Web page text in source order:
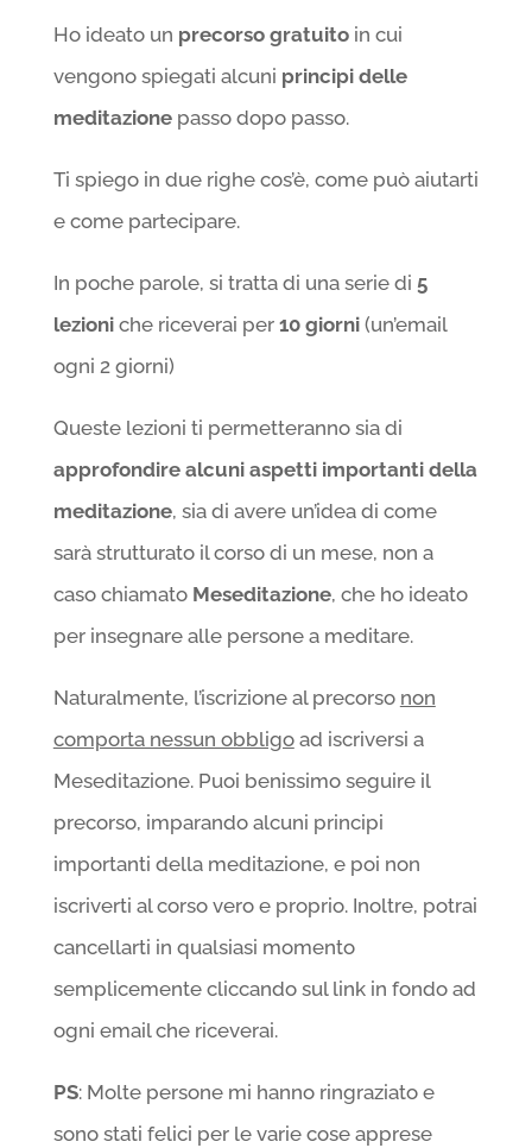
Ho ideato un precorso gratuitoin cui
vengono spiegati alcuni principi delle
meditazionepasso dopo passo.
Ti spiego in due righe cos’è, come può aiutarti
e come partecipare.
In poche parole, si tratta di una serie di 5
lezioniche riceverai per 10 giorni (un’email
ogni 2 giorni)
Queste lezioni ti permetteranno sia di
approfondire alcuni aspetti importanti della
meditazione, sia di avere un’idea di come
sarà strutturato il corso di un mese, non a
caso chiamato Meseditazione, che ho ideato
per insegnare alle persone a meditare.
Naturalmente, l’iscrizione al precorso non
comporta nessun obbligoad iscriversi a
Meseditazione. Puoi benissimo seguire il
precorso, imparando alcuni principi
importanti della meditazione, e poi non
iscriverti al corso vero e proprio. Inoltre, potrai
cancellarti in qualsiasi momento
semplicemente cliccando sul link in fondo ad
ogni email che riceverai.
PS: Molte persone mi hanno ringraziato e
sono stati felici per le varie cose apprese